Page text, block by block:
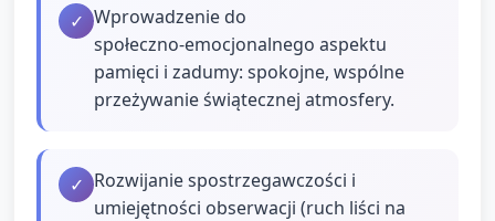
✓ Wprowadzenie do
społeczno‑emocjonalnego aspektu
pamięci i zadumy: spokojne, wspólne
przeżywanie świątecznej atmosfery.
✓ Rozwijanie spostrzegawczości i
umiejętności obserwacji (ruch liści na